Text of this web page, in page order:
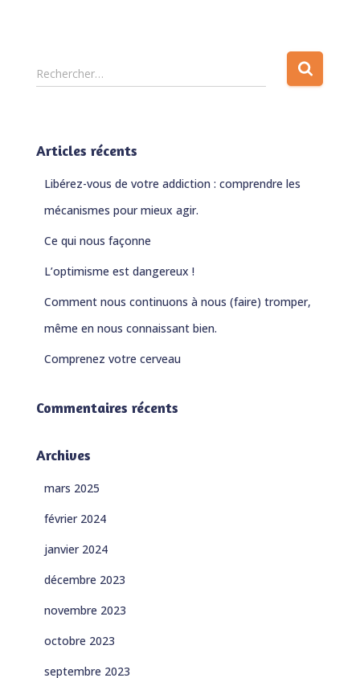
R
e
r
Rechercher…
Articles récents
Libérez-vous de votre addiction : comprendre les
mécanismes pour mieux agir.
Ce qui nous façonne
L’optimisme est dangereux !
Comment nous continuons à nous (faire) tromper,
même en nous connaissant bien.
Comprenez votre cerveau
Commentaires récents
Archives
mars 2025
février 2024
janvier 2024
décembre 2023
novembre 2023
octobre 2023
septembre 2023